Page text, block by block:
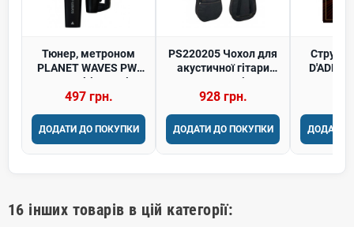
Тюнер, метроном
PLANET WAVES PW-
CT-02 Multi-Function
Tuner
497 грн.
ДОДАТИ ДО ПОКУПКИ
PS220205 Чохол для
акустичної гітари
GEWApure Series 103
928 грн.
ДОДАТИ ДО ПОКУПКИ
Струни
ДОДАТИ
16 інших товарів в цій категорії: